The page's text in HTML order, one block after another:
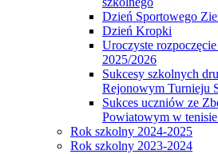
Dzień Sportowego
Dzień Kropki
Uroczyste
2025/2026
Sukcesy szkolnych
Rejonowym Turnieju
Sukces uczniów ze
Powiatowym w
Rok szkolny 2024-2025
Rok szkolny 2023-2024